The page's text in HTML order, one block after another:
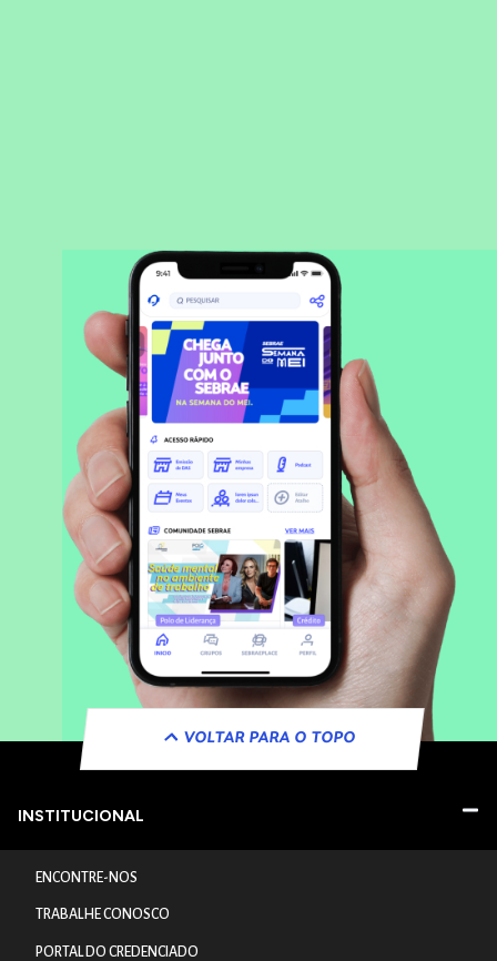
VOLTAR PARA O TOPO
INSTITUCIONAL
ENCONTRE-NOS
TRABALHE CONOSCO
PORTAL DO CREDENCIADO